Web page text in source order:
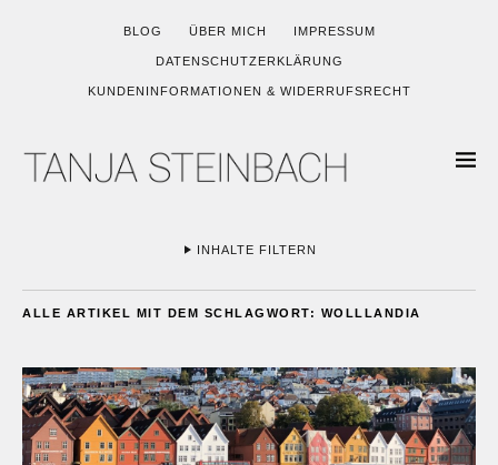
BLOG ÜBER MICH IMPRESSUM
DATENSCHUTZERKLÄRUNG
KUNDENINFORMATIONEN & WIDERRUFSRECHT
INHALTE FILTERN
ALLE ARTIKEL MIT DEM SCHLAGWORT: WOLLLANDIA